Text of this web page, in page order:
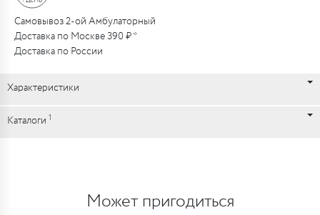
Самовывоз 2-ой Амбулаторный
Доставка по Москве 390 ₽ *
Доставка по России
Характеристики
Каталоги 1
Может пригодиться